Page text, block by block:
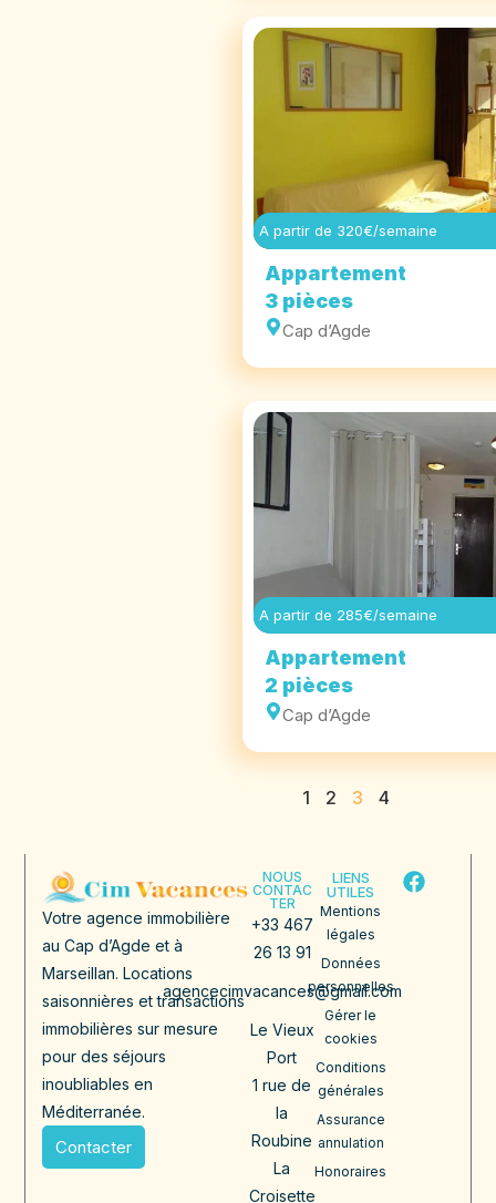
A partir de 320€/semaine
Appartement
3 pièces
Cap d’Agde
A partir de 285€/semaine
Appartement
2 pièces
Cap d’Agde
1 2 3 4
Votre agence immobilière
au Cap d’Agde et à
Marseillan. Locations
saisonnières et transactions
immobilières sur mesure
pour des séjours
inoubliables en
Méditerranée.
Contacter
NOUS
CONTAC
TER
+33 467
26 13 91
agencecimvacances@gmail.com
Le Vieux
Port
1 rue de
la
Roubine
La
Croisette
LIENS
UTILES
Mentions
légales
Données
personnelles
Gérer le
cookies
Conditions
générales
Assurance
annulation
Honoraires